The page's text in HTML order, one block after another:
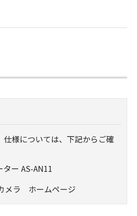
仕様については、下記からご確
ー AS-AN11
メラ ホームページ